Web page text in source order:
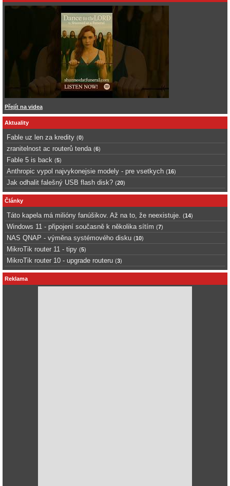
Přejít na videa
Aktuality
Fable uz len za kredity (0)
zranitelnost ac routerů tenda (6)
Fable 5 is back (5)
Anthropic vypol najvykonejsie modely - pre vsetkych (16)
Jak odhalit falešný USB flash disk? (20)
Články
Táto kapela má milióny fanúšikov. Až na to, že neexistuje. (14)
Windows 11 - připojení současně k několika sítím (7)
NAS QNAP - výměna systémového disku (10)
MikroTik router 11 - tipy (5)
MikroTik router 10 - upgrade routeru (3)
Reklama